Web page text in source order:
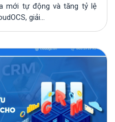
mới tự động và tăng tỷ lệ
giải...